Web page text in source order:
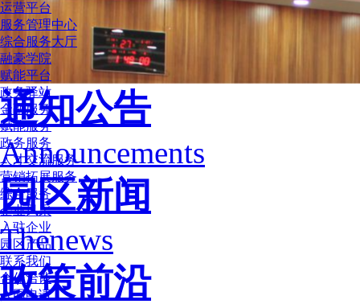
运营平台
服务管理中心
综合服务大厅
融豪学院
赋能平台
政务驿站
金融服务
赋能服务
政务服务
人才交流服务
营销拓展服务
综合服务
企业风采
入驻企业
园区产品
联系我们
合作洽谈
入园申请
通知公告
Announcements
园区新闻
Thenews
政策前沿